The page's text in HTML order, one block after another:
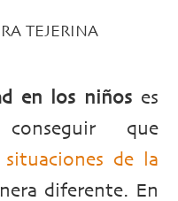
TEJERINA
en los niños es
que
situaciones de la
diferente. En